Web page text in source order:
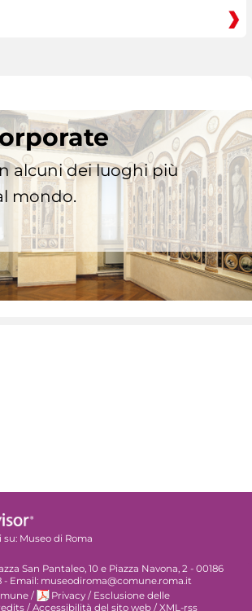
alcuni dei luoghi più
mondo.
su: Museo di Roma
San Pantaleo, 10 e Piazza Navona, 2 - 00186
- Email: museodiroma@comune.roma.it
/ Privacy / Esclusione delle
/Accessibilità del sito web /XML-rss